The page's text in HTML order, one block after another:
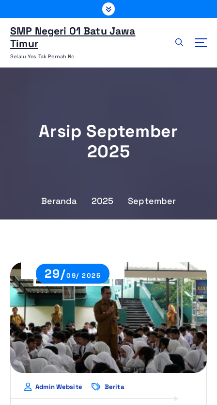
e
SMP Negeri 01 Batu Jawa
Timur
Selalu Yes Tak Pernah No
Arsip September
2025
Beranda 2025 September
29/09/ 2025
Admin Website Berita